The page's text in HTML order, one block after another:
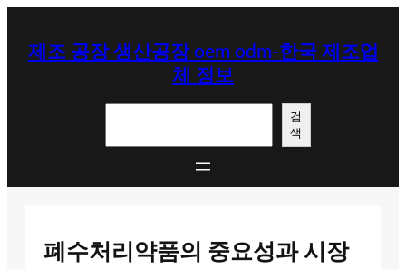
제조 공장 생산공장 oem odm-한국 제조업
체 정보
검
색
폐수처리약품의 중요성과 시장